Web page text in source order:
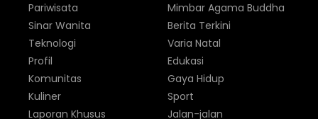
Pariwisata
Sinar Wanita
Mimbar Agama Buddha
Berita Terkini
Teknologi
Profil
Komunitas
Kuliner
Laporan Khusus
Varia Natal
Edukasi
Gaya Hidup
Sport
Jalan-jalan